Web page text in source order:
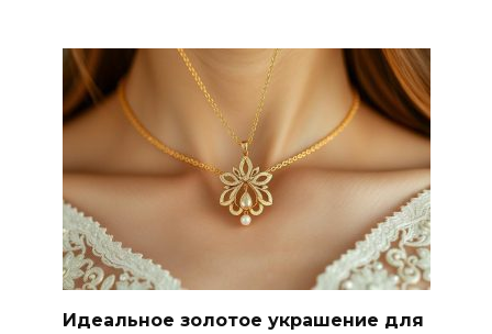
Идеальное золотое украшение для